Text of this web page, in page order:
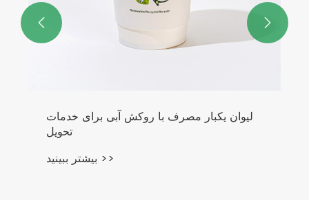
لیوان یکبار مصرف با روکش آبی برای خدمات
تحویل
بیشتر ببینید >>
 